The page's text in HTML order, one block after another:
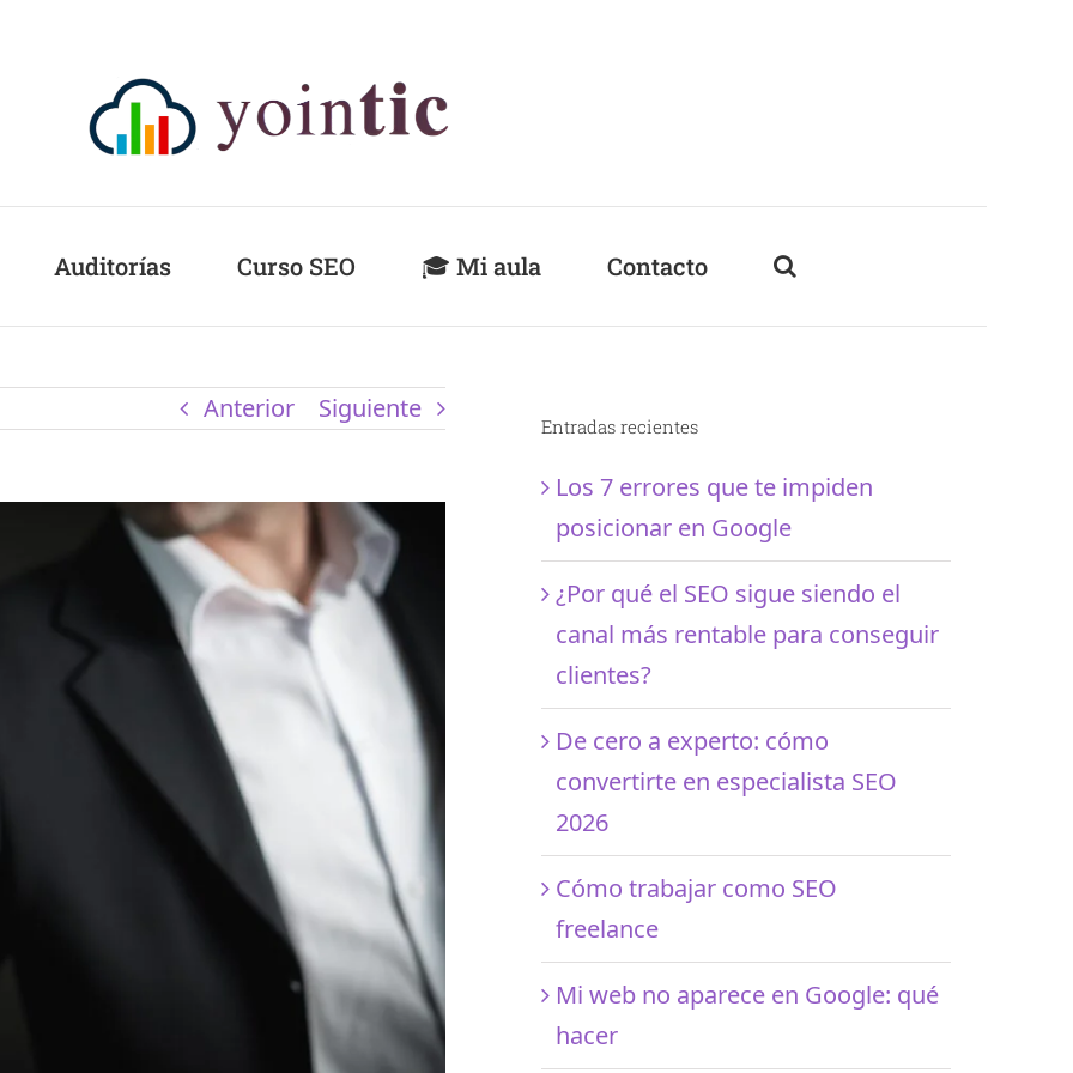
Auditorías Curso SEO 🎓 Mi aula Contacto
Anterior Siguiente
Entradas recientes
Los 7 errores que te impiden
posicionar en Google
¿Por qué el SEO sigue siendo el
canal más rentable para conseguir
clientes?
De cero a experto: cómo
convertirte en especialista SEO
2026
Cómo trabajar como SEO
freelance
Mi web no aparece en Google: qué
hacer